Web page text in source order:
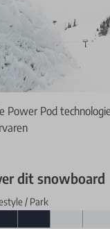
Power Pod
dit snowboard
/ Park